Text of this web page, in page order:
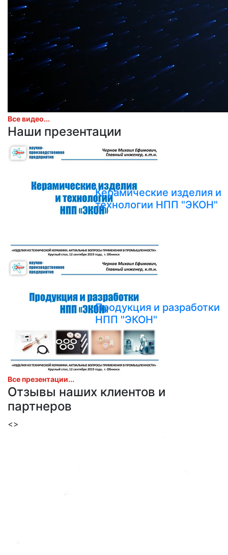
Все видео...
Наши презентации
Керамические изделия и
технологии НПП "ЭКОН"
Продукция и разработки
НПП "ЭКОН"
Все презентации...
Отзывы наших клиентов и
партнеров
<>